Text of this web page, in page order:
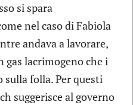
si spara
nel caso di Fabiola
andava a lavorare,
gas lacrimogeno che i
sulla folla. Per questi
suggerisce al governo